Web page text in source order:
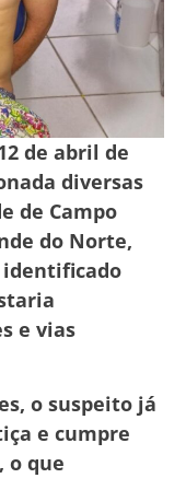
de abril de
diversas
de Campo
do Norte,
e vias
o suspeito já
e cumpre
o que